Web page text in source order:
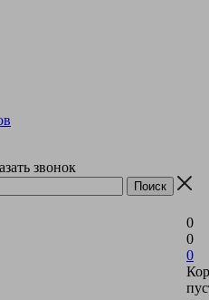
звонок
0
0
0